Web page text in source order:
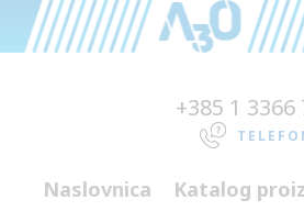
+385 1 3366
Naslovnica Katalog